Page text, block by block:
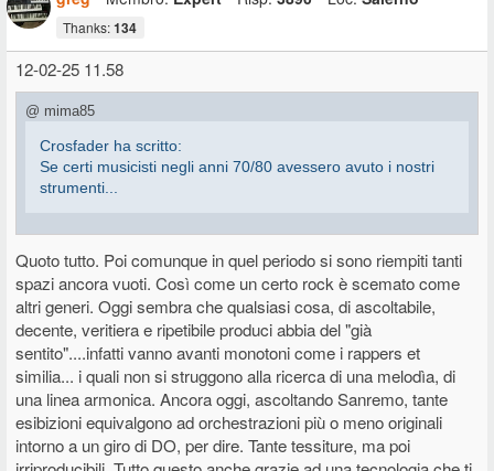
Thanks:134
12-02-25 11.58
@ mima85
Crosfader ha scritto:
Se certi musicisti negli anni 70/80 avessero avuto i nostri
strumenti...
Non è detto. Tante volte è proprio la limitatezza dei mezzi a stimolare
la creatività e uscirsene con soluzioni geniali per tirar fuori opere
memorabili da mezzi limitati. Al contrario, avere abbondanza di mezzi
e possibilità tecniche spesso è causa di blocchi creativi, perché hai
talmente tanta roba intorno a te da renderti difficile focalizzare le
idee, oppure farti perdere il filo di quello che stai facendo.
Altre volte, più semplicemente, gli strumenti vengono usati per
sopperire alle carenze tecniche e creative di chi li usa, e i risultati
ottenuti in questi casi non sono nulla di eclatante.
Quoto tutto. Poi comunque in quel periodo si sono riempiti tanti
spazi ancora vuoti. Così come un certo rock è scemato come
altri generi. Oggi sembra che qualsiasi cosa, di ascoltabile,
decente, veritiera e ripetibile produci abbia del "già
sentito"....infatti vanno avanti monotoni come i rappers et
similia... i quali non si struggono alla ricerca di una melodìa, di
una linea armonica. Ancora oggi, ascoltando Sanremo, tante
esibizioni equivalgono ad orchestrazioni più o meno originali
intorno a un giro di DO, per dire. Tante tessiture, ma poi